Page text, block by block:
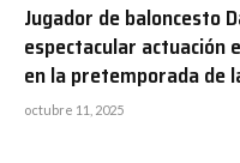
Jugador de baloncesto
espectacular actuación
en la pretemporada de
octubre 11, 2025